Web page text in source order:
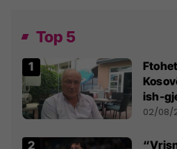
Top 5
ish-
02/08/